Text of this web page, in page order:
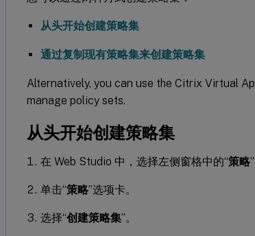
从头开始创建策略集
通过复制现有策略集来创建策略集
Alternatively, you can use the Citrix Virtual
manage policy sets.
从头开始创建策略集
在 Web Studio 中，选择左侧窗格中的“策略
单击“策略”选项卡。
选择“创建策略集”。